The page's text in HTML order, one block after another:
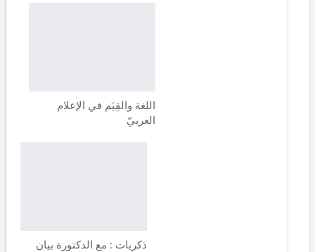
اللغة والقِيَم في الإعلام
العربيّ
ذكريات : مع الدكتورة بيان